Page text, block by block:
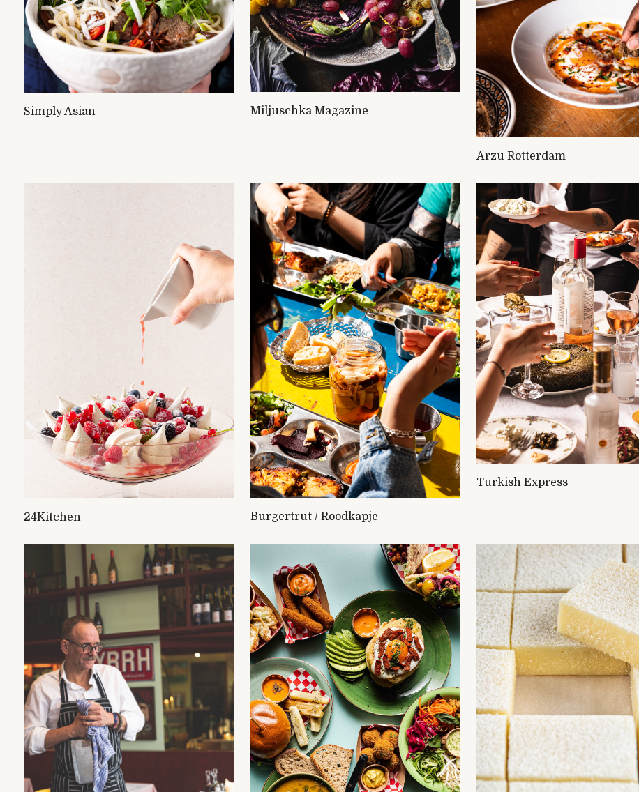
Simply Asian Miljuschka Magazine
Arzu Rotterdam
24Kitchen Burgertrut / Roodkapje
Turkish Express